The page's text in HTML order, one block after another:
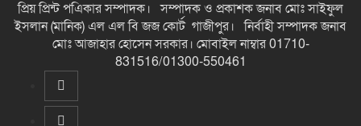
প্রিয় প্রিন্ট পএিকার সম্পাদক। সম্পাদক ও প্রকাশক জনাব মোঃ সাইফুল
ইসলান (মানিক) এল এল বি জজ কোর্ট গাজীপুর। নির্বাহী সম্পাদক জনাব
মোঃ আজাহার হোসেন সরকার। মোবাইল নাম্বার 01710-
831516/01300-550461